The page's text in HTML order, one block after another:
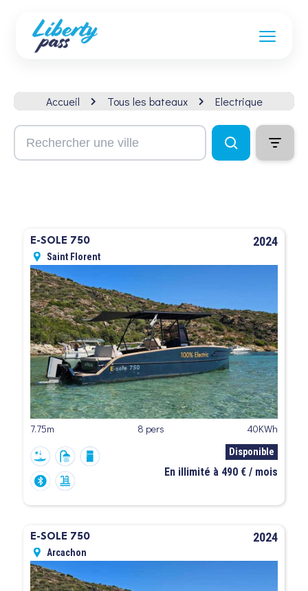
Accueil Tous les bateaux Electrique
E-SOLE 750 2024
Saint Florent
7.75m 8 pers 40KWh
Disponible
En illimité à 490 € / mois
E-SOLE 750 2024
Arcachon